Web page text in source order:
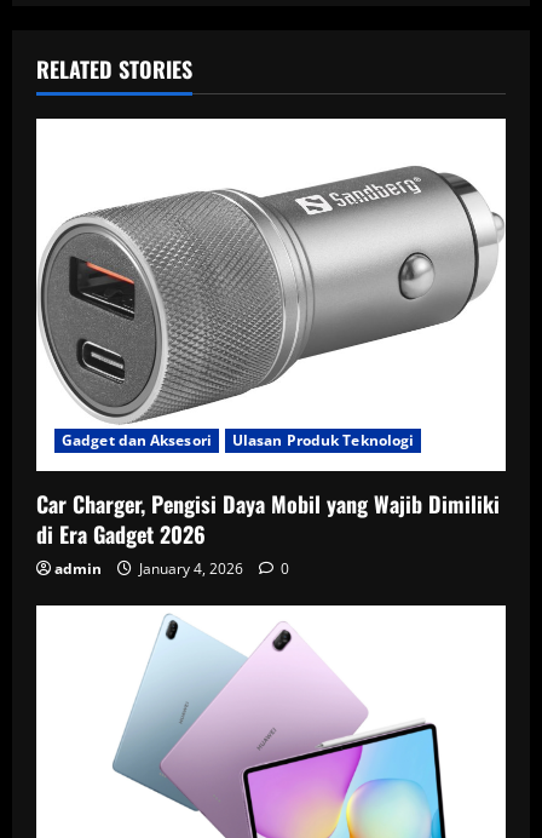
RELATED STORIES
Gadget dan Aksesori Ulasan Produk Teknologi
Car Charger, Pengisi Daya Mobil yang Wajib Dimiliki
di Era Gadget 2026
admin January 4, 2026 0